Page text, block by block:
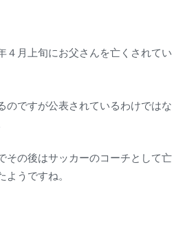
４月上旬にお父さんを亡くされてい
のですが公表されているわけではな
その後はサッカーのコーチとして亡
ようですね。